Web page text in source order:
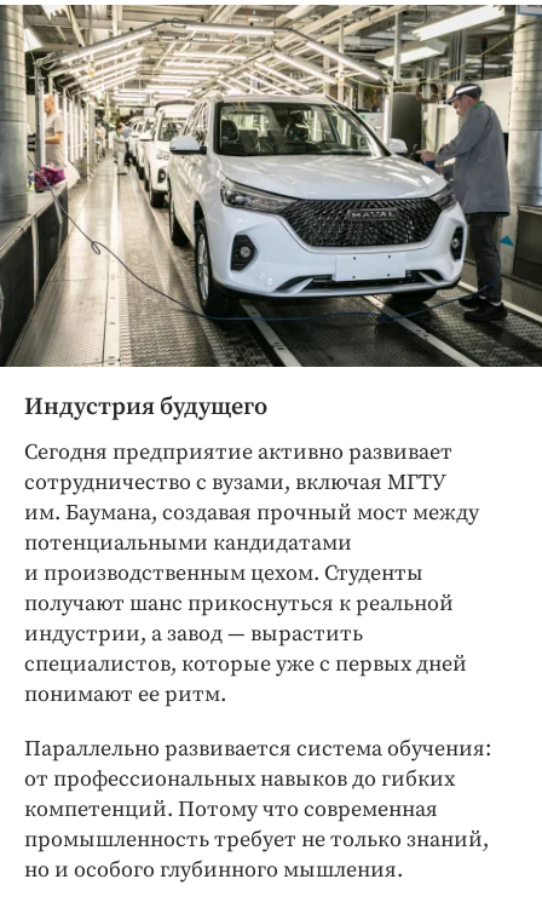
Индустрия будущего
Сегодня предприятие активно развивает
сотрудничество с вузами, включая МГТУ
им. Баумана, создавая прочный мост между
потенциальными кандидатами
и производственным цехом. Студенты
получают шанс прикоснуться к реальной
индустрии, а завод — ​вырастить
специалистов, которые уже с первых дней
понимают ее ритм.
Параллельно развивается система обучения:
от профессиональных навыков до гибких
компетенций. Потому что современная
промышленность требует не только знаний,
но и особого глубинного мышления.